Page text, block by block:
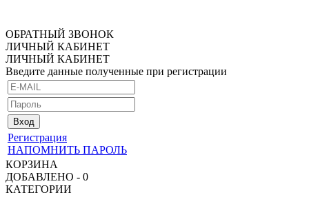
ОБРАТНЫЙ ЗВОНОК
ЛИЧНЫЙ КАБИНЕТ
ЛИЧНЫЙ КАБИНЕТ
Введите данные полученные при регистрации
Регистрация
НАПОМНИТЬ ПАРОЛЬ
КОРЗИНА
ДОБАВЛЕНО - 0
КАТЕГОРИИ